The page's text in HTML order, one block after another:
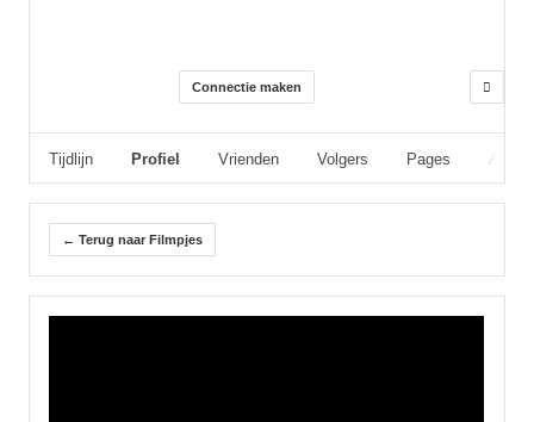
Connectie maken
Tijdlijn Profiel Vrienden Volgers Pages
← Terug naar Filmpjes